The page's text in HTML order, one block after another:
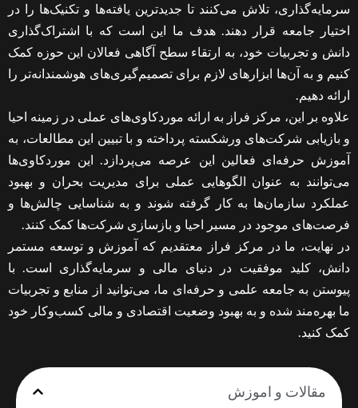
سرمایه‌گذاری، تلاش می‌کنند تا جدیدترین یافته‌ها و تکنیک‌ها را در
اختیار جامعه قرار دهند. هدف ما این است که با اشتراک‌گذاری
دانش و تجربیات خود، به ارتقاء سطح آگاهی فعالان این حوزه کمک
کنیم و به آن‌ها ابزارهای لازم برای تصمیم‌گیری‌های هوشمندانه‌تر را
ارائه دهیم.
علاوه بر این، مرکز فراز به ارائه موردکاوی‌های عملی در زمینه احیا
و بازیابی شرکت‌های ورشکسته پرداخته و با تبیین این مطالعات، به
آموزش حرفه‌ای فعالین این عرصه می‌پردازد. این موردکاوی‌ها
می‌توانند به عنوان الگوهایی عملی برای مدیریت بحران و بهبود
عملکرد سازمان‌ها به کار گرفته شوند و به شناسایی چالش‌ها و
فرصت‌های موجود در مسیر احیا و بازسازی شرکت‌ها کمک کنند.
در نهایت، ما در مرکز فراز معتقدیم که آموزش و توسعه مستمر
دانش، کلید موفقیت در دنیای مالی و سرمایه‌گذاری است. با
پیوستن به جامعه علمی و حرفه‌ای ما، می‌توانید از منابع و تجربیات
ما بهره‌مند شده و به بهبود وضعیت اقتصادی و مالی کسب‌وکار خود
کمک کنید.
مقالات و اموزش